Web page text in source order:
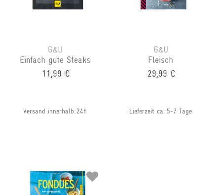
G&U
Einfach gute Steaks
11,99 €
Versand innerhalb 24h
G&U
Fleisch
29,99 €
Lieferzeit ca. 5-7 Tage